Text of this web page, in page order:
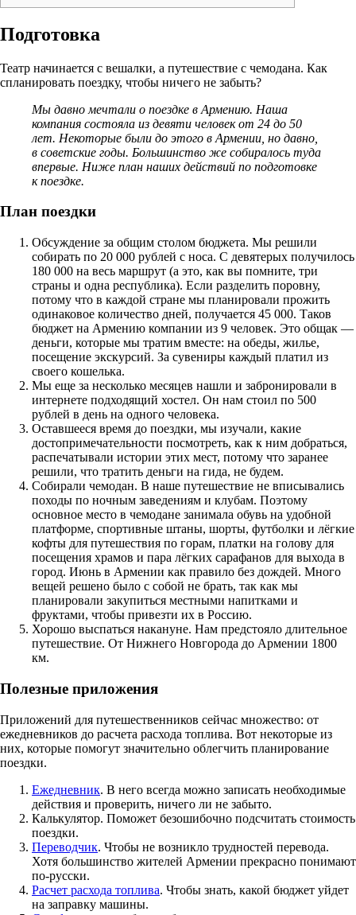
Подготовка
Театр начинается с вешалки, а путешествие с чемодана. Как
спланировать поездку, чтобы ничего не забыть?
Мы давно мечтали о поездке в Армению. Наша
компания состояла из девяти человек от 24 до 50
лет. Некоторые были до этого в Армении, но давно,
в советские годы. Большинство же собиралось туда
впервые. Ниже план наших действий по подготовке
к поездке.
План поездки
Обсуждение за общим столом бюджета. Мы решили
собирать по 20 000 рублей с носа. С девятерых получилось
180 000 на весь маршрут (а это, как вы помните, три
страны и одна республика). Если разделить поровну,
потому что в каждой стране мы планировали прожить
одинаковое количество дней, получается 45 000. Таков
бюджет на Армению компании из 9 человек. Это общак —
деньги, которые мы тратим вместе: на обеды, жилье,
посещение экскурсий. За сувениры каждый платил из
своего кошелька.
Мы еще за несколько месяцев нашли и забронировали в
интернете подходящий хостел. Он нам стоил по 500
рублей в день на одного человека.
Оставшееся время до поездки, мы изучали, какие
достопримечательности посмотреть, как к ним добраться,
распечатывали истории этих мест, потому что заранее
решили, что тратить деньги на гида, не будем.
Собирали чемодан. В наше путешествие не вписывались
походы по ночным заведениям и клубам. Поэтому
основное место в чемодане занимала обувь на удобной
платформе, спортивные штаны, шорты, футболки и лёгкие
кофты для путешествия по горам, платки на голову для
посещения храмов и пара лёгких сарафанов для выхода в
город. Июнь в Армении как правило без дождей. Много
вещей решено было с собой не брать, так как мы
планировали закупиться местными напитками и
фруктами, чтобы привезти их в Россию.
Хорошо выспаться накануне. Нам предстояло длительное
путешествие. От Нижнего Новгорода до Армении 1800
км.
Полезные приложения
Приложений для путешественников сейчас множество: от
ежедневников до расчета расхода топлива. Вот некоторые из
них, которые помогут значительно облегчить планирование
поездки.
Ежедневник. В него всегда можно записать необходимые
действия и проверить, ничего ли не забыто.
Калькулятор. Поможет безошибочно подсчитать стоимость
поездки.
Переводчик. Чтобы не возникло трудностей перевода.
Хотя большинство жителей Армении прекрасно понимают
по-русски.
Расчет расхода топлива. Чтобы знать, какой бюджет уйдет
на заправку машины.